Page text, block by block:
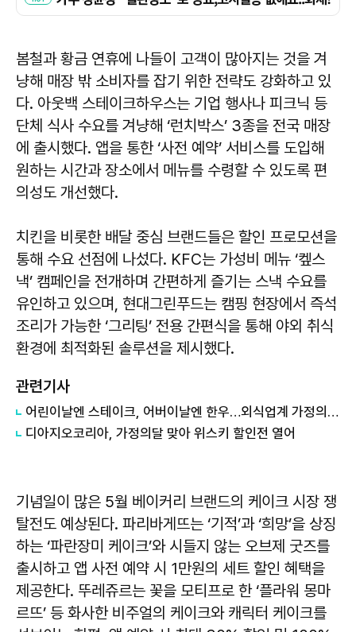
봄철과 황금 연휴에 나들이 고객이 많아지는 것을 겨
냥해 매장 밖 소비자를 잡기 위한 전략도 강화하고 있
다. 아웃백 스테이크하우스는 기업 행사나 피크닉 등
단체 식사 수요를 겨냥해 ‘런치박스’ 3종을 전국 매장
에 출시했다. 앱을 통한 ‘사전 예약’ 서비스를 도입해
원하는 시간과 장소에서 메뉴를 수령할 수 있도록 편
의성도 개선했다.
치킨을 비롯한 배달 중심 브랜드들은 할인 프로모션을
통해 수요 선점에 나섰다. KFC는 가성비 메뉴 ‘켚스
낵’ 캠페인을 전개하며 간편하게 즐기는 스낵 수요를
유인하고 있으며, 현대그린푸드는 캠핑 현장에서 즉석
조리가 가능한 ‘그리팅’ 전용 간편식을 통해 야외 취식
환경에 최적화된 솔루션을 제시했다.
관련기사
어린이날엔 스테이크, 어버이날엔 한우…외식업계 가정의달 특수 톡톡
디아지오코리아, 가정의달 맞아 위스키 할인전 열어
기념일이 많은 5월 베이커리 브랜드의 케이크 시장 쟁
탈전도 예상된다. 파리바게뜨는 ‘기적’과 ‘희망’을 상징
하는 ‘파란장미 케이크’와 시들지 않는 오브제 굿즈를
출시하고 앱 사전 예약 시 1만원의 세트 할인 혜택을
제공한다. 뚜레쥬르는 꽃을 모티프로 한 ‘플라워 몽마
르뜨’ 등 화사한 비주얼의 케이크와 캐릭터 케이크를